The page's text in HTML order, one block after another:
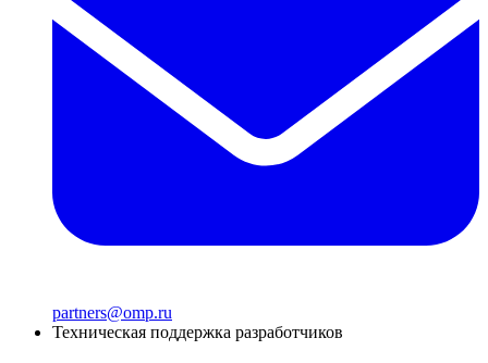
partners@omp.ru
Техническая поддержка разработчиков